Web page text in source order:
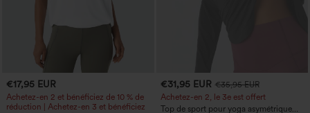
€17,95 EUR
Achetez-en 2 et bénéficiez de 10 % de
réduction | Achetez-en 3 et bénéficiez
€31,95 EUR €35,95 EUR
Achetez-en 2, le 3e est offert
Top de sport pour yoga asymétrique